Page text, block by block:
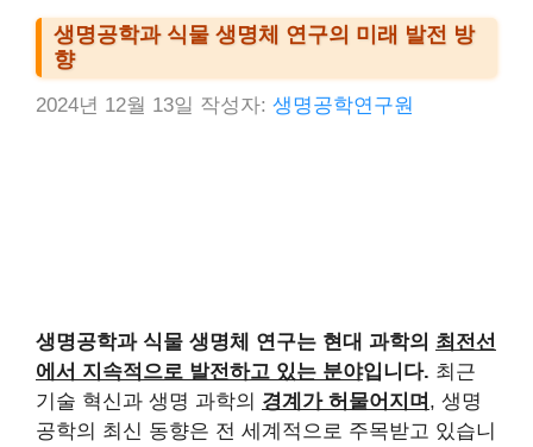
생명공학과 식물 생명체 연구의 미래 발전 방
향
2024년 12월 13일 작성자: 생명공학연구원
생명공학과 식물 생명체 연구는 현대 과학의 최전선
에서 지속적으로 발전하고 있는 분야입니다. 최근
기술 혁신과 생명 과학의 경계가 허물어지며 , 생명
공학의 최신 동향은 전 세계적으로 주목받고 있습니